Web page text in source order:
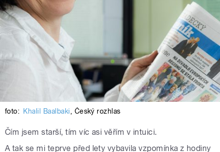
foto: Khalil Baalbaki, Český rozhlas
Čím jsem starší, tím víc asi věřím v intuici.
A tak se mi teprve před lety vybavila vzpomínka z hodiny